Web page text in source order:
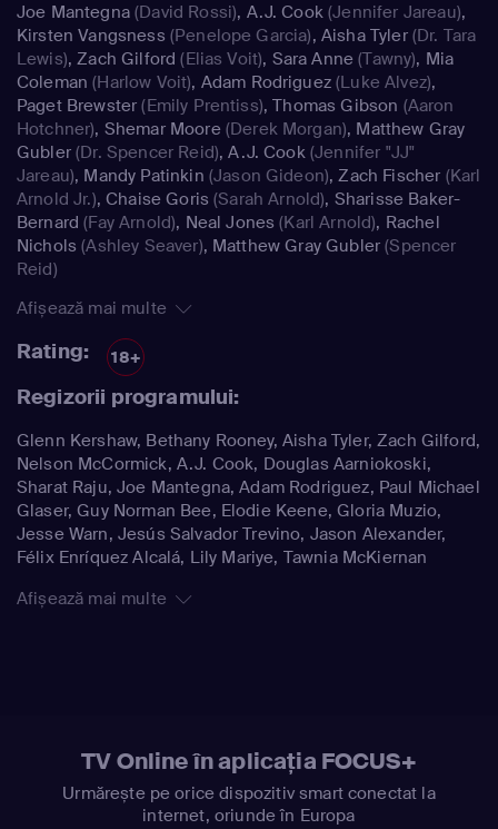
Joe Mantegna(David Rossi), A.J. Cook(Jennifer Jareau),
Kirsten Vangsness (Penelope Garcia), Aisha Tyler(Dr. Tara
Lewis),Zach Gilford (Elias Voit), Sara Anne (Tawny), Mia
Coleman (Harlow Voit), Adam Rodriguez(Luke Alvez),
Paget Brewster (Emily Prentiss),Thomas Gibson (Aaron
Hotchner), Shemar Moore (Derek Morgan), Matthew Gray
Gubler(Dr. Spencer Reid),A.J. Cook(Jennifer "JJ"
Jareau), Mandy Patinkin (Jason Gideon),Zach Fischer (Karl
Arnold Jr.),Chaise Goris (Sarah Arnold), Sharisse Baker-
Bernard (Fay Arnold), Neal Jones (Karl Arnold), Rachel
Nichols (Ashley Seaver), Matthew Gray Gubler (Spencer
Reid)
Afișează mai multe
Rating: 18+
Regizorii programului:
Glenn Kershaw, Bethany Rooney, Aisha Tyler, Zach Gilford,
Nelson McCormick, A.J. Cook, Douglas Aarniokoski,
Sharat Raju, Joe Mantegna, Adam Rodriguez, Paul Michael
Glaser, Guy Norman Bee, Elodie Keene, Gloria Muzio,
Jesse Warn, Jesús Salvador Trevino, Jason Alexander,
Félix Enríquez Alcalá, Lily Mariye, Tawnia McKiernan
Afișează mai multe
TV Online în aplicația FOCUS+
Urmărește pe orice dispozitiv smart conectat la
internet, oriunde în Europa